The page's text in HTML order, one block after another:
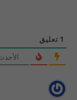
1 تعليق